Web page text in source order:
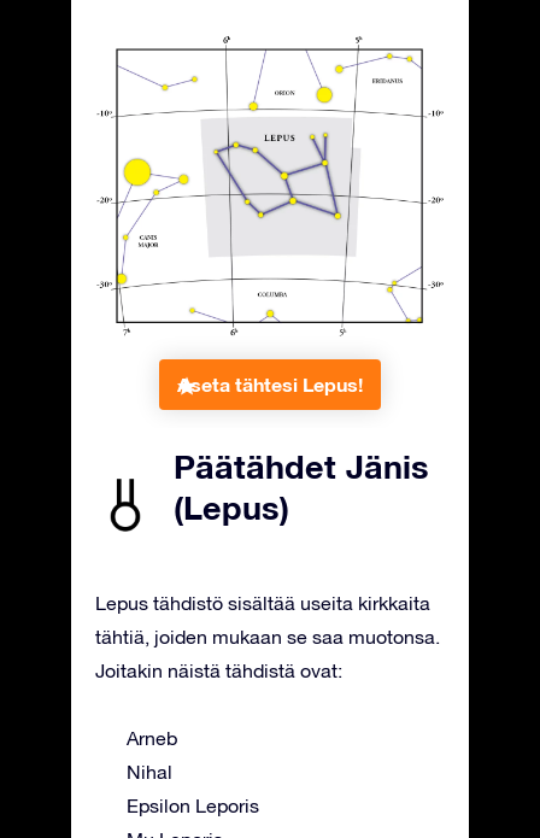
Aseta tähtesi Lepus!
Päätähdet Jänis
(Lepus)
Lepus tähdistö sisältää useita kirkkaita
tähtiä, joiden mukaan se saa muotonsa.
Joitakin näistä tähdistä ovat:
Arneb
Nihal
Epsilon Leporis